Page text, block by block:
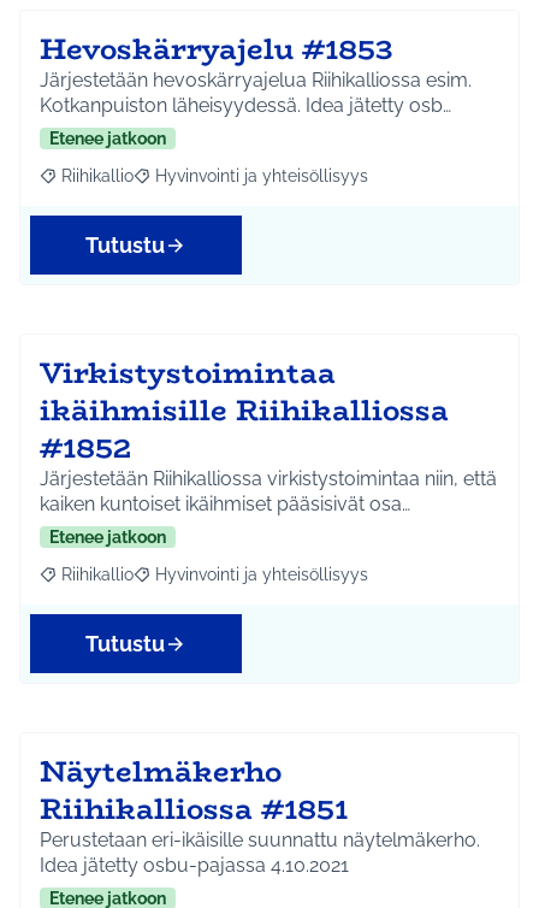
Hevoskärryajelu #1853
Järjestetään hevoskärryajelua Riihikalliossa esim.
Kotkanpuiston läheisyydessä. Idea jätetty osb…
Etenee jatkoon
Rajaa tulokset aihepiirin mukaan: Riihikallio
Riihikallio Rajaa tulokset teeman mukaan: Hyvinvointi ja
Hyvinvointi ja yhteisöllisyys
Tutustu
Virkistystoimintaa
ikäihmisille Riihikalliossa
#1852
Järjestetään Riihikalliossa virkistystoimintaa niin, että
kaiken kuntoiset ikäihmiset pääsisivät osa…
Etenee jatkoon
Rajaa tulokset aihepiirin mukaan: Riihikallio
Riihikallio Rajaa tulokset teeman mukaan: Hyvinvointi ja
Hyvinvointi ja yhteisöllisyys
Tutustu
Näytelmäkerho
Riihikalliossa #1851
Perustetaan eri-ikäisille suunnattu näytelmäkerho.
Idea jätetty osbu-pajassa 4.10.2021
Etenee jatkoon